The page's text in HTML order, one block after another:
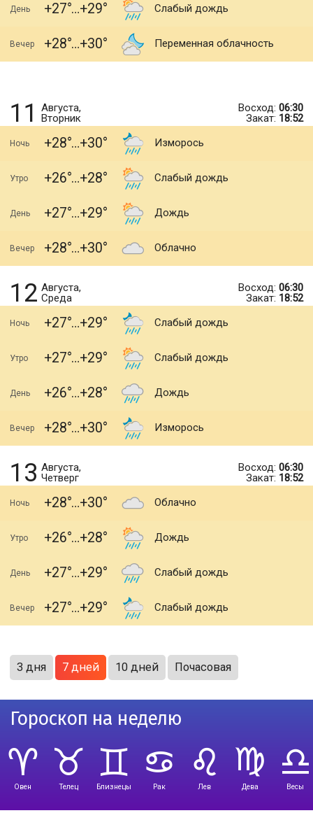
День +27 +29 Слабый дождь
Вечер +28 +30 Переменная облачность
11
Августа,
Вторник
Восход: 06:30
Закат: 18:52
Ночь +28 +30 Изморось
Утро +26 +28 Слабый дождь
День +27 +29 Дождь
Вечер +28 +30 Облачно
12 Августа,
Среда
Восход: 06:30
Закат: 18:52
Ночь +27 +29 Слабый дождь
Утро +27 +29 Слабый дождь
День +26 +28 Дождь
Вечер +28 +30 Изморось
13 Августа,
Четверг
Восход: 06:30
Закат: 18:52
Ночь +28 +30 Облачно
Утро +26 +28 Дождь
День +27 +29 Слабый дождь
Вечер +27 +29 Слабый дождь
3 дня 7 дней 10 дней Почасовая
Гороскоп на неделю
Овен Телец Близнецы Рак Лев Дева Весы